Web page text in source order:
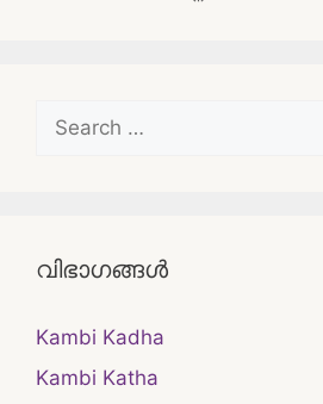
Search
for:
വിഭാഗങ്ങൾ
Kambi Kadha
Kambi Katha